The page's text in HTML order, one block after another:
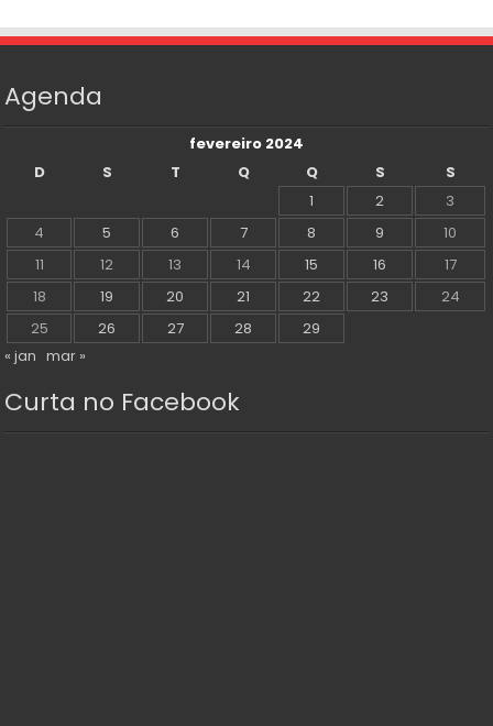
Agenda
fevereiro 2024
D
S T Q Q S
S
1
2
3
4
5 6 7 8 9
10
11
12 13 14 15 16
17
18
19 20 21 22 23
24
25
26 27 28
29
« jan mar »
Curta no Facebook